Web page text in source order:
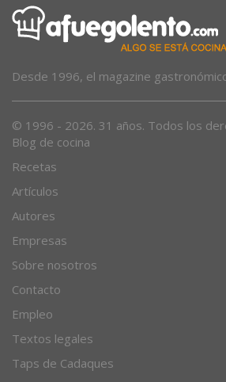
Blog de cocina
Recetas
Artículos
Autores
Empresas
Sobre nosotros
Contacto
Empleo
Textos legales